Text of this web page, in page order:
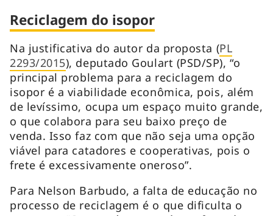
Reciclagem do isopor
Na justificativa do autor da proposta (PL
2293/2015), deputado Goulart (PSD/SP), “o
principal problema para a reciclagem do
isopor é a viabilidade econômica, pois, além
de levíssimo, ocupa um espaço muito grande,
o que colabora para seu baixo preço de
venda. Isso faz com que não seja uma opção
viável para catadores e cooperativas, pois o
frete é excessivamente oneroso”.
Para Nelson Barbudo, a falta de educação no
processo de reciclagem é o que dificulta o